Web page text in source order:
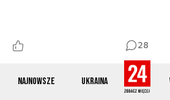
Najnowsze Ukraina
28